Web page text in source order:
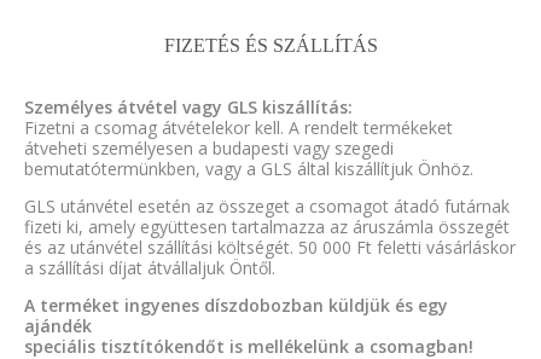
FIZETÉS ÉS SZÁLLÍTÁS
Személyes átvétel vagy GLS kiszállítás:
Fizetni a csomag átvételekor kell. A rendelt termékeket
átveheti személyesen a budapesti vagy szegedi
bemutatótermünkben, vagy a GLS által kiszállítjuk Önhöz.
GLS utánvétel esetén az összeget a csomagot átadó futárnak
fizeti ki, amely együttesen tartalmazza az áruszámla összegét
és az utánvétel szállítási költségét. 50 000 Ft feletti vásárláskor
a szállítási díjat átvállaljuk Öntől.
A terméket ingyenes díszdobozban küldjük és egy
ajándék
speciális tisztítókendőt is mellékelünk a csomagban!